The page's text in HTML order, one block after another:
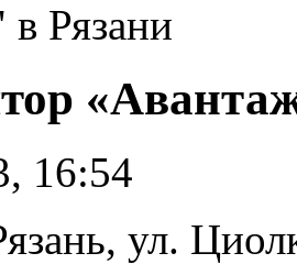
Рязани
16:54
ул.